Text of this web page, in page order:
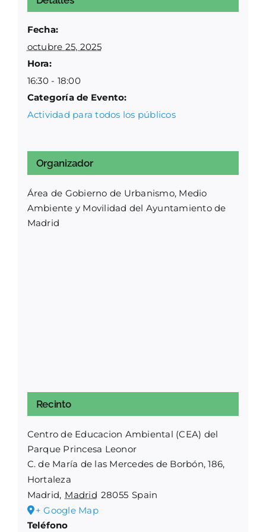
Fecha:
octubre 25, 2025
Hora:
16:30 - 18:00
Categoría de Evento:
Actividad para todos los públicos
Organizador
Área de Gobierno de Urbanismo, Medio
Ambiente y Movilidad del Ayuntamiento de
Madrid
Recinto
Centro de Educacion Ambiental (CEA) del
Parque Princesa Leonor
C. de María de las Mercedes de Borbón, 186,
Hortaleza
Madrid, Madrid 28055 Spain
+ Google Map
Teléfono